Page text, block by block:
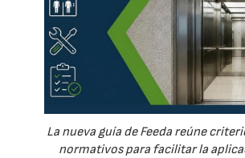
La nueva guía de Feeda reúne
normativos para facilitar la